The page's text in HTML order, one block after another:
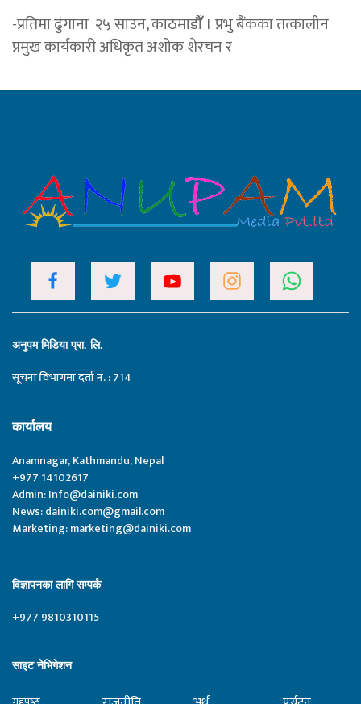
-प्रतिमा ढुंगाना २५ साउन, काठमाडौंँ । प्रभु बैंकका तत्कालीन
प्रमुख कार्यकारी अधिकृत अशोक शेरचन र
अनुपम मिडिया प्रा. लि.
सूचना विभागमा दर्ता नं. : 714
कार्यालय
Anamnagar, Kathmandu, Nepal
+977 14102617
Admin:Info@dainiki.com
News:dainiki.com@gmail.com
Marketing:marketing@dainiki.com
विज्ञापनका लागि सम्पर्क
+977 9810310115
साइट नेभिगेशन